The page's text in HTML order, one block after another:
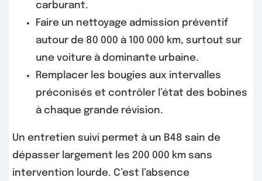
carburant.
Faire un nettoyage admission préventif
autour de 80 000 à 100 000 km, surtout sur
une voiture à dominante urbaine.
Remplacer les bougies aux intervalles
préconisés et contrôler l’état des bobines
à chaque grande révision.
Un entretien suivi permet à un B48 sain de
dépasser largement les 200 000 km sans
intervention lourde. C’est l’absence